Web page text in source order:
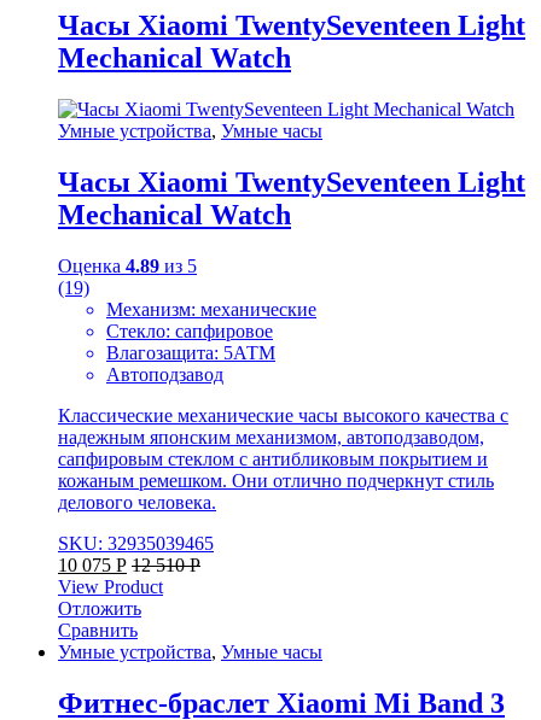
Часы Xiaomi TwentySeventeen Light
Mechanical Watch
Умные устройства, Умные часы
Часы Xiaomi TwentySeventeen Light
Mechanical Watch
Оценка 4.89 из 5
(19)
Механизм: механические
Стекло: сапфировое
Влагозащита: 5АТМ
Автоподзавод
Классические механические часы высокого качества с
надежным японским механизмом, автоподзаводом,
сапфировым стеклом с антибликовым покрытием и
кожаным ремешком. Они отлично подчеркнут стиль
делового человека.
SKU: 32935039465
10 075 Р 12 510Р
View Product
Отложить
Сравнить
Умные устройства, Умные часы
Фитнес-браслет Xiaomi Mi Band 3